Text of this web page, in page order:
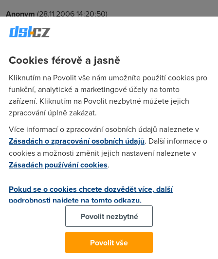
Anonym(28.11.2006 14:20:50)
ne
Tomassek(28.11.2006 19:21:39)
Sakra. Kamos od shit DSL od kysliku presel na neomezene
pripojeni od mistniho providera a ten to po bytovkach taha
stoupackama 100Mbitem. Tak doufal, ze bude moct pouzit
tenhle klumpr jen misto DSL zapoji LAN. Pesek no :( dik P.S.
nejakej jinej pristroj nedoporucite? LAN vstup, min. 2 LAN
vystupy a g-ckovy wifi po byte?
Anonym(29.11.2006 12:37:07)
nevim proc by to neslo.. dyt ma funkci switche, tz. ze muzu
pouzivat sdilene pripojeni k netu... jen se ten net nemuze
pichnout do dsl konektoru, ale do normalniho ucastnickyho
portu a ve voknech nastavit ipcka a sdileni ve voknech...
(29.11.2006 14:00:14)
Cookies férově a jasně
Kliknutím na Povolit vše nám umožníte použití cookies pro
funkční, analytické a marketingové účely na tomto
zařízení. Kliknutím na Povolit nezbytné můžete jejich
zpracování úplně zakázat.
Více informací o zpracování osobních údajů naleznete v
Zásadách o zpracování osobních údajů. Další informace o
cookies a možnosti změnit jejich nastavení naleznete v
Zásadách používání cookies.
Pokud se o cookies chcete dozvědět více, další
podrobnosti najdete na tomto odkazu.
Povolit nezbytné
Povolit vše